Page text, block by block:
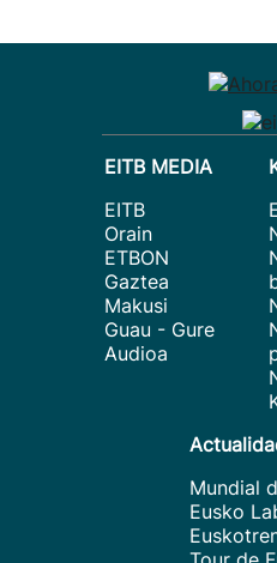
EITB MEDIA
EITB
Orain
ETBON
Gaztea
Makusi
Guau - Gure
Audioa
Mundial
Eusko